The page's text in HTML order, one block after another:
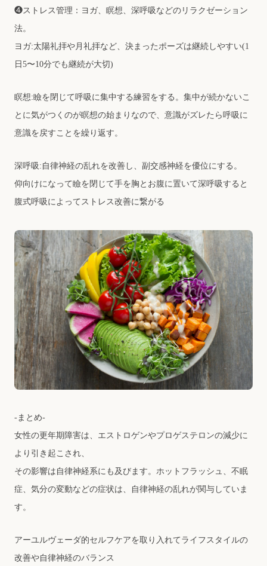
❹ストレス管理：ヨガ、瞑想、深呼吸などのリラクゼーション
法。
ヨガ:太陽礼拝や⽉礼拝など、決まったポーズは継続しやすい(1
⽇5〜10分でも継続が⼤切)
瞑想:瞼を閉じて呼吸に集中する練習をする。集中が続かないこ
とに気がつくのが瞑想の始まりなので、意識がズレたら呼吸に
意識を戻すことを繰り返す。
深呼吸:⾃律神経の乱れを改善し、副交感神経を優位にする。
仰向けになって瞼を閉じて⼿を胸とお腹に置いて深呼吸すると
腹式呼吸によってストレス改善に繋がる
-まとめ-
⼥性の更年期障害は、エストロゲンやプロゲステロンの減少に
より引き起こされ、
その影響は⾃律神経系にも及びます。ホットフラッシュ、不眠
症、気分の変動などの症状は、⾃律神経の乱れが関与していま
す。
アーユルヴェーダ的セルフケアを取り⼊れてライフスタイルの
改善や⾃律神経のバランス